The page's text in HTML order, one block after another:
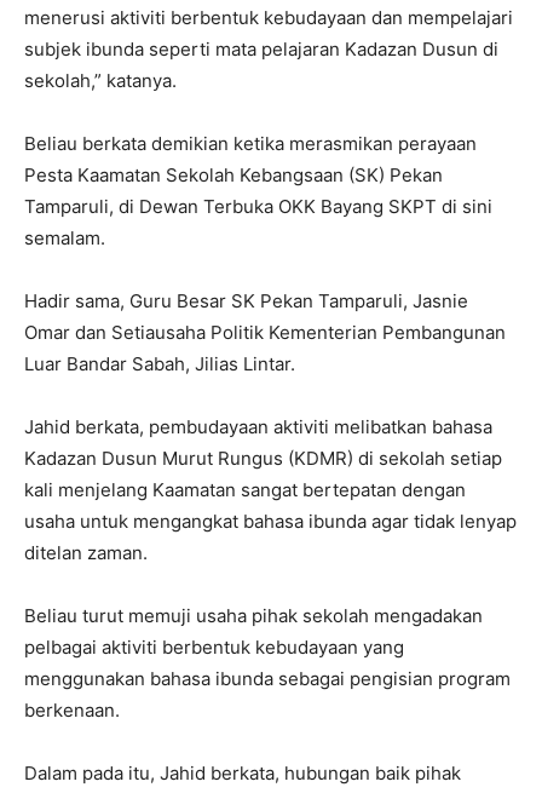
menerusi aktiviti berbentuk kebudayaan dan mempelajari
subjek ibunda seperti mata pelajaran Kadazan Dusun di
sekolah,” katanya.
Beliau berkata demikian ketika merasmikan perayaan
Pesta Kaamatan Sekolah Kebangsaan (SK) Pekan
Tamparuli, di Dewan Terbuka OKK Bayang SKPT di sini
semalam.
Hadir sama, Guru Besar SK Pekan Tamparuli, Jasnie
Omar dan Setiausaha Politik Kementerian Pembangunan
Luar Bandar Sabah, Jilias Lintar.
Jahid berkata, pembudayaan aktiviti melibatkan bahasa
Kadazan Dusun Murut Rungus (KDMR) di sekolah setiap
kali menjelang Kaamatan sangat bertepatan dengan
usaha untuk mengangkat bahasa ibunda agar tidak lenyap
ditelan zaman.
Beliau turut memuji usaha pihak sekolah mengadakan
pelbagai aktiviti berbentuk kebudayaan yang
menggunakan bahasa ibunda sebagai pengisian program
berkenaan.
Dalam pada itu, Jahid berkata, hubungan baik pihak